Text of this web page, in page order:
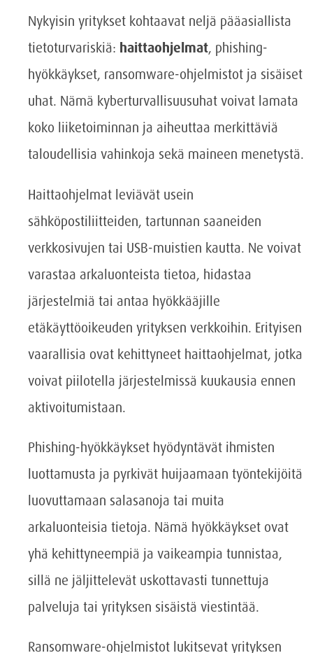
Nykyisin yritykset kohtaavat neljä pääasiallista
tietoturvariskiä: haittaohjelmat, phishing-
hyökkäykset, ransomware-ohjelmistot ja sisäiset
uhat. Nämä kyberturvallisuusuhat voivat lamata
koko liiketoiminnan ja aiheuttaa merkittäviä
taloudellisia vahinkoja sekä maineen menetystä.
Haittaohjelmat leviävät usein
sähköpostiliitteiden, tartunnan saaneiden
verkkosivujen tai USB-muistien kautta. Ne voivat
varastaa arkaluonteista tietoa, hidastaa
järjestelmiä tai antaa hyökkääjille
etäkäyttöoikeuden yrityksen verkkoihin. Erityisen
vaarallisia ovat kehittyneet haittaohjelmat, jotka
voivat piilotella järjestelmissä kuukausia ennen
aktivoitumistaan.
Phishing-hyökkäykset hyödyntävät ihmisten
luottamusta ja pyrkivät huijaamaan työntekijöitä
luovuttamaan salasanoja tai muita
arkaluonteisia tietoja. Nämä hyökkäykset ovat
yhä kehittyneempiä ja vaikeampia tunnistaa,
sillä ne jäljittelevät uskottavasti tunnettuja
palveluja tai yrityksen sisäistä viestintää.
Ransomware-ohjelmistot lukitsevat yrityksen